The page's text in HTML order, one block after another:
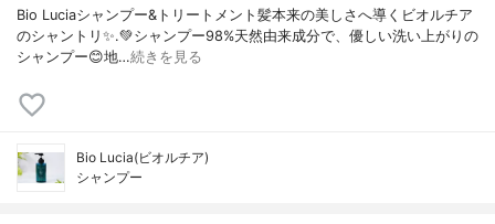
Bio Luciaシャンプー&トリートメント⁡髪本来の美しさへ導くビオルチア
のシャントリ✨⁡.💚シャンプー98%天然由来成分で、優しい洗い上がりの
シャンプー😊地…続きを見る
Bio Lucia(ビオルチア)
シャンプー